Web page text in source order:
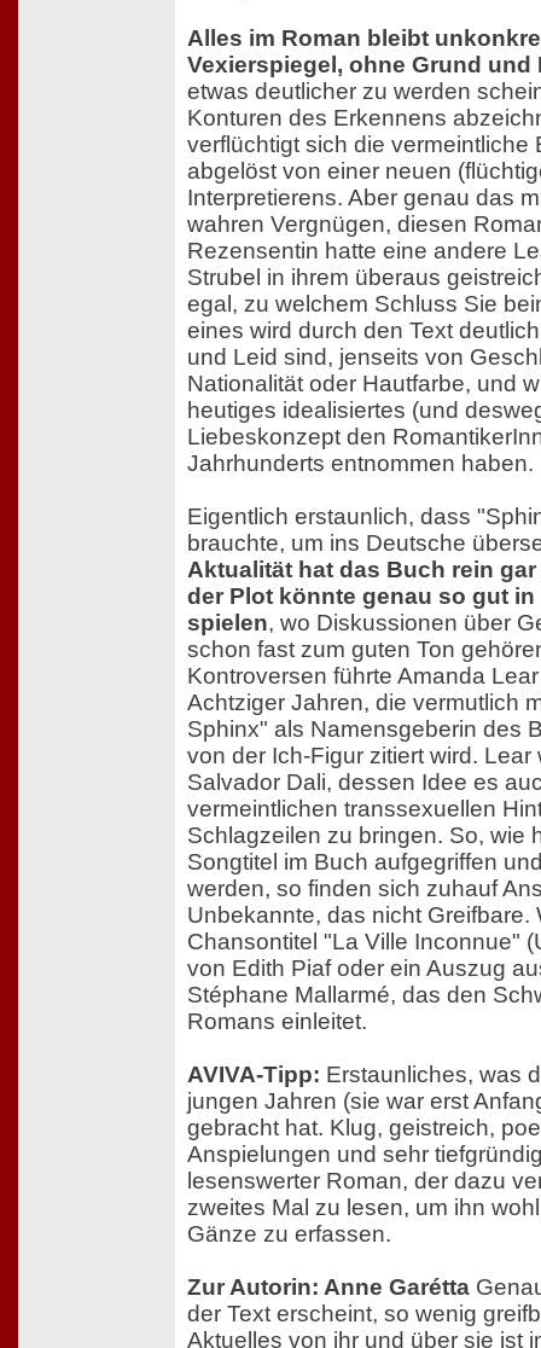
Alles im Roman bleibt
Vexierspiegel, ohne Grund und
etwas deutlicher zu werden
Konturen des Erkennens
verflüchtigt sich die vermeintliche
abgelöst von einer neuen
Interpretierens. Aber genau das
wahren Vergnügen, diesen
Rezensentin hatte eine andere
Strubel in ihrem überaus
egal, zu welchem Schluss Sie
eines wird durch den Text
und Leid sind, jenseits von
Nationalität oder Hautfarbe, und
heutiges idealisiertes (und
Liebeskonzept den
Jahrhunderts entnommen haben.
Eigentlich erstaunlich, dass
brauchte, um ins Deutsche
Aktualität hat das Buch rein
der Plot könnte genau so gut in
spielen, wo Diskussionen über
schon fast zum guten Ton
Kontroversen führte Amanda
Achtziger Jahren, die vermutlich
Sphinx" als Namensgeberin des
von der Ich-Figur zitiert wird.
Salvador Dali, dessen Idee es
vermeintlichen transsexuellen
Schlagzeilen zu bringen. So, wie
Songtitel im Buch aufgegriffen
werden, so finden sich zuhauf
Unbekannte, das nicht Greifbare.
Chansontitel "La Ville Inconnue"
von Edith Piaf oder ein Auszug
Stéphane Mallarmé, das den
Romans einleitet.
AVIVA-Tipp: Erstaunliches, was
jungen Jahren (sie war erst
gebracht hat. Klug, geistreich,
Anspielungen und sehr
lesenswerter Roman, der dazu
zweites Mal zu lesen, um ihn
Gänze zu erfassen.
Zur Autorin: Anne Garétta
der Text erscheint, so wenig
Aktuelles von ihr und über sie ist